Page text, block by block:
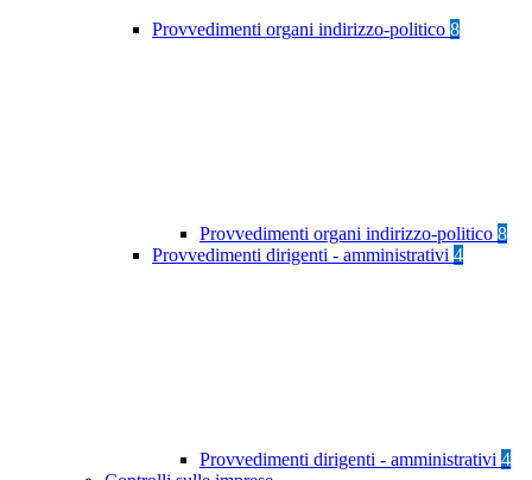
Provvedimenti organi indirizzo-politico 8
Provvedimenti organi indirizzo-politico 8
Provvedimenti dirigenti - amministrativi 4
Provvedimenti dirigenti - amministrativi 4